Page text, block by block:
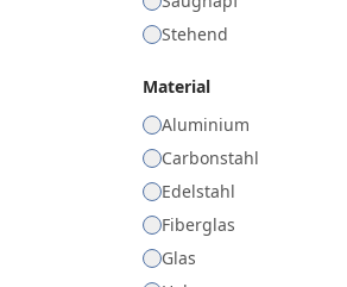
Stehend
Material
Aluminium
Carbonstahl
Edelstahl
Fiberglas
Glas